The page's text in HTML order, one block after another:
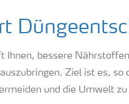
Ihnen, bessere
Ziel ist es,
und die Umwelt